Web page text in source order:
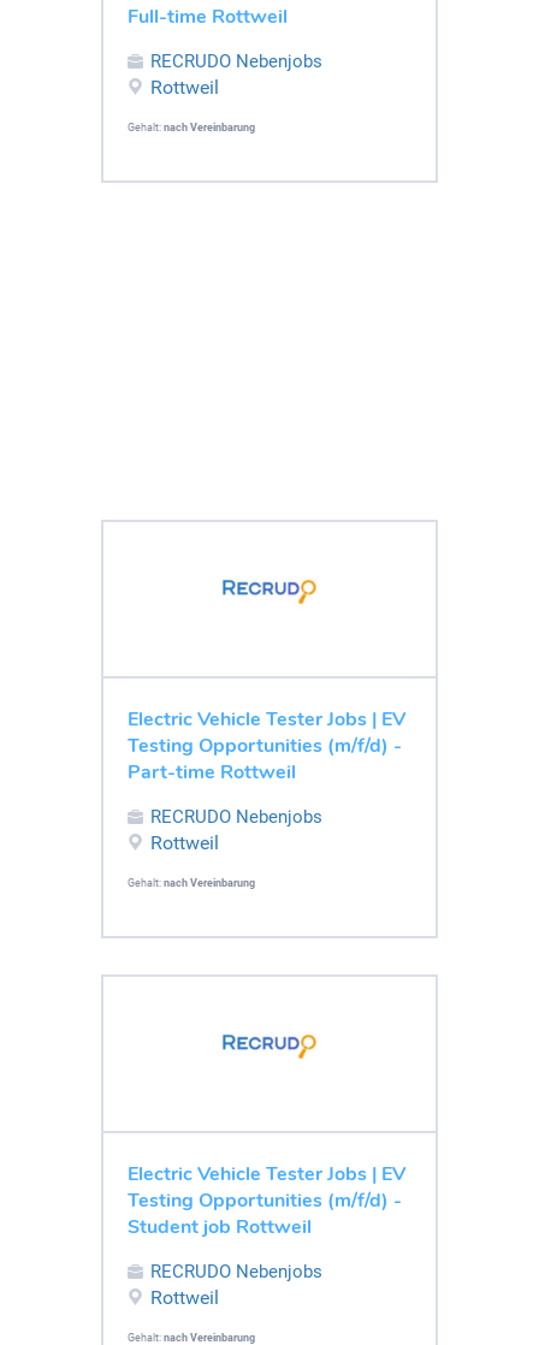
Full-time Rottweil
RECRUDO Nebenjobs
Rottweil
Gehalt: nach Vereinbarung
Electric Vehicle Tester Jobs | EV
Testing Opportunities (m/f/d) -
Part-time Rottweil
RECRUDO Nebenjobs
Rottweil
Gehalt: nach Vereinbarung
Electric Vehicle Tester Jobs | EV
Testing Opportunities (m/f/d) -
Student job Rottweil
RECRUDO Nebenjobs
Rottweil
Gehalt: nach Vereinbarung